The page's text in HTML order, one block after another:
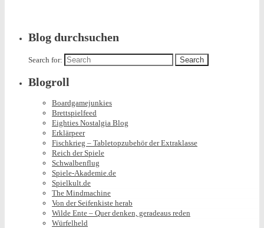
Blog durchsuchen
Search for:
Blogroll
Boardgamejunkies
Brettspielfeed
Eighties Nostalgia Blog
Erklärpeer
Fischkrieg – Tabletopzubehör der Extraklasse
Reich der Spiele
Schwalbenflug
Spiele-Akademie.de
Spielkult.de
The Mindmachine
Von der Seifenkiste herab
Wilde Ente – Quer denken, geradeaus reden
Würfelheld